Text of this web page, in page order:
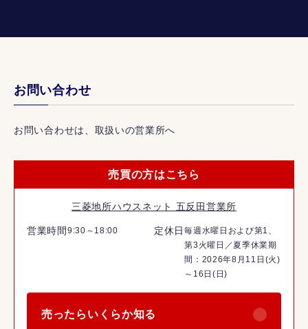
お問い合わせ
お問い合わせは、取扱いの営業所へ
売買の方はこちら
三菱地所ハウスネット 五反田営業所
営業時間 9:30～18:00 定休日毎週水曜日および第1、
第3火曜日／夏季休業期
間：2026年8月11日(火)
～16日(日)
売ったらいくらか知る